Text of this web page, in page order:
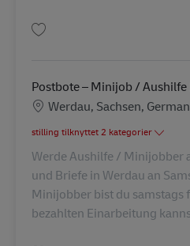
Postbote – Minijob /
Lokation
Werdau, Sachsen,
stilling tilknyttet 2 kategorier
Werde Aushilfe / Minijobber
und Briefe in Werdau an
Minijobber bist du samstags
bezahlten Einarbeitung